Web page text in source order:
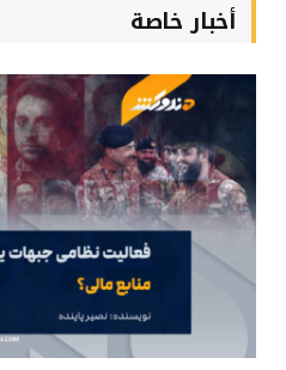
أخبار خاصة